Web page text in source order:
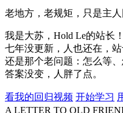
老地方，老规矩，只是主人
我是大苏，Hold Le的站长！
七年没更新，人也还在，
还是那个老问题：怎么等、
答案没变，人胖了点。
看我的回归视频 开始学习
A LETTER TO OLD